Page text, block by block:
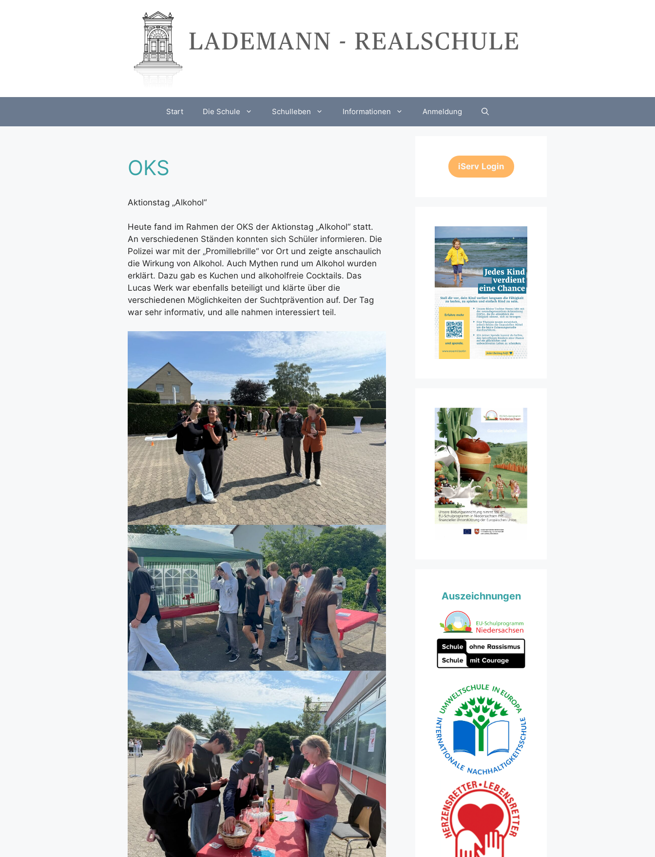
Start Die Schule Schulleben Informationen Anmeldung
OKS
Aktionstag „Alkohol“
Heute fand im Rahmen der OKS der Aktionstag „Alkohol“ statt.
An verschiedenen Ständen konnten sich Schüler informieren. Die
Polizei war mit der „Promillebrille“ vor Ort und zeigte anschaulich
die Wirkung von Alkohol. Auch Mythen rund um Alkohol wurden
erklärt. Dazu gab es Kuchen und alkoholfreie Cocktails. Das
Lucas Werk war ebenfalls beteiligt und klärte über die
verschiedenen Möglichkeiten der Suchtprävention auf. Der Tag
war sehr informativ, und alle nahmen interessiert teil.
iServ Login
Auszeichnungen